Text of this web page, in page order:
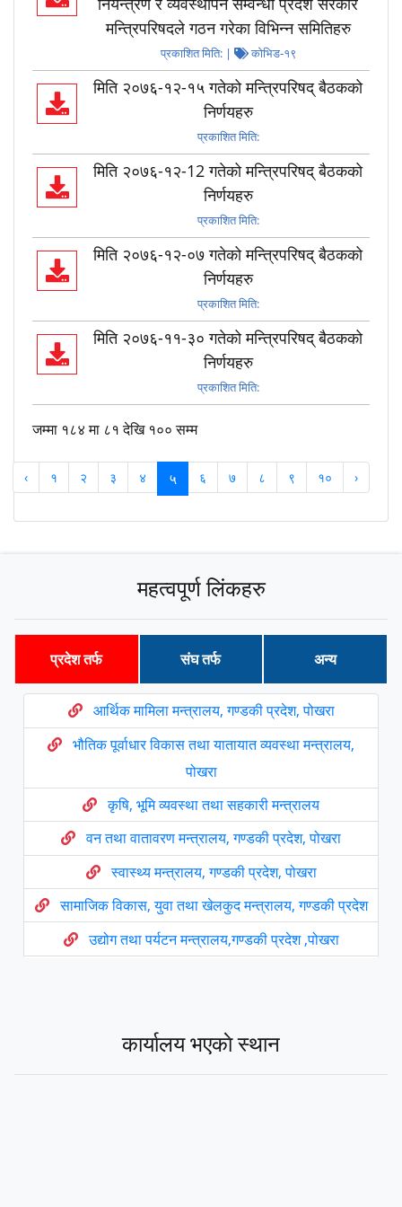
मन्त्रिपरिषदले गठन गरेका विभिन्न समितिहरु
प्रकाशित मिति: | कोभिड-१९
मिति २०७६-१२-१५ गतेको मन्त्रिपरिषद् बैठकको
निर्णयहरु
प्रकाशित मिति:
मिति २०७६-१२-12 गतेको मन्त्रिपरिषद् बैठकको
निर्णयहरु
प्रकाशित मिति:
मिति २०७६-१२-०७ गतेको मन्त्रिपरिषद् बैठकको
निर्णयहरु
प्रकाशित मिति:
मिति २०७६-११-३० गतेको मन्त्रिपरिषद् बैठकको
निर्णयहरु
प्रकाशित मिति:
जम्मा १८४ मा ८१ देखि १०० सम्म
‹ १ २ ३ ४ ५ ६ ७ ८ ९ १० ›
महत्वपूर्ण लिंकहरु
प्रदेश तर्फ संघ तर्फ अन्य
आर्थिक मामिला मन्त्रालय, गण्डकी प्रदेश, पोखरा
भौतिक पूर्वाधार विकास तथा यातायात व्यवस्था मन्त्रालय,
पोखरा
कृषि, भूमि व्यवस्था तथा सहकारी मन्त्रालय
वन तथा वातावरण मन्त्रालय, गण्डकी प्रदेश, पोखरा
स्वास्थ्य मन्त्रालय, गण्डकी प्रदेश, पोखरा
सामाजिक विकास, युवा तथा खेलकुद मन्त्रालय, गण्डकी प्रदेश
उद्योग तथा पर्यटन मन्त्रालय,गण्डकी प्रदेश ,पोखरा
प्रदेश नीति तथा योजना आयोग ,गण्डकी प्रदेश
प्रदेश लोक सेवा आयोग गण्डकी प्रदेश, पोखरा
कार्यालय भएकाे स्थान